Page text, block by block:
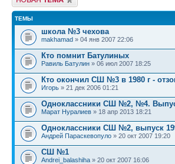
ТЕМЫ
школа №3 чехова
makhamad » 04 янв 2007 22:06
Кто помнит Батулиных
Равиль Батулин » 06 июл 2007 18:25
Кто окончил СШ №3 в 1980 г -
Игорь » 21 дек 2006 01:21
Одноклассники СШ №2, №4.
Марат Нуралиев » 18 апр 2013 18:21
Одноклассники СШ №2, выпуск
Андрей Параскевопуло » 20 окт 2007 19:20
СШ №1
Andrei_balashiha » 20 окт 2007 16:06